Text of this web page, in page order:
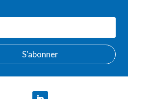
S'abonner